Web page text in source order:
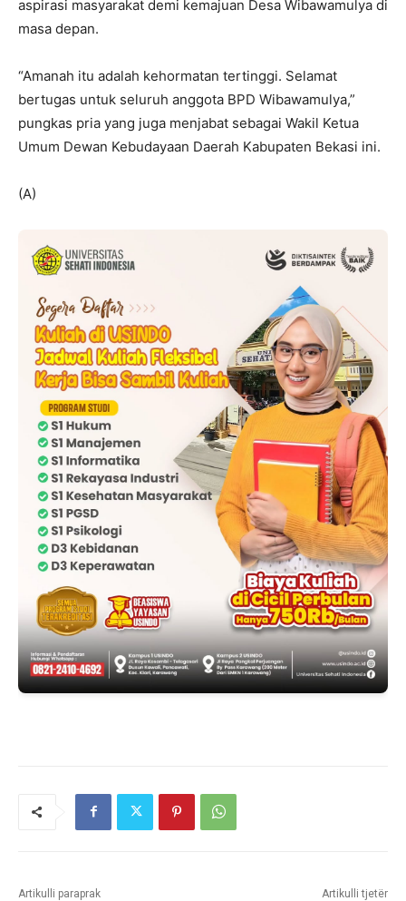
aspirasi masyarakat demi kemajuan Desa Wibawamulya di
masa depan.
“Amanah itu adalah kehormatan tertinggi. Selamat
bertugas untuk seluruh anggota BPD Wibawamulya,”
pungkas pria yang juga menjabat sebagai Wakil Ketua
Umum Dewan Kebudayaan Daerah Kabupaten Bekasi ini.
(A)
Artikulli paraprak Artikulli tjetër